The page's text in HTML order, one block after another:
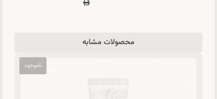
محصولات مشابه